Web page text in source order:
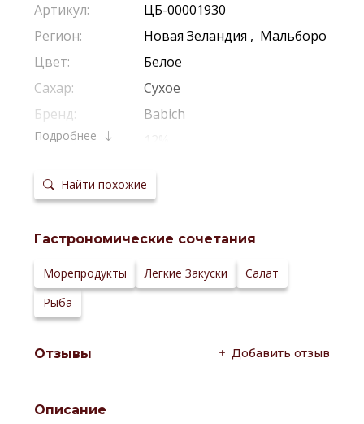
Артикул:
ЦБ-00001930
Регион:
Новая Зеландия , Мальборо
Цвет:
Белое
Сахар:
Сухое
Бренд:
Babich
Крепость:
Виноград:
Совиньон Блан
хранения:
Температура
10-12 *С
Сайт
производителя:
Подробнее
Найти похожие
Гастрономические сочетания
Морепродукты Легкие Закуски
Салат
Рыба
Отзывы Добавить отзыв
Описание